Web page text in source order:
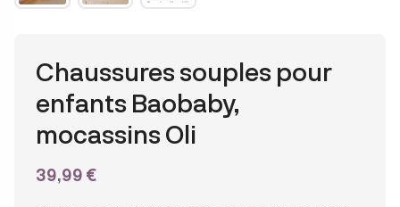
Chaussures souples pour
enfants Baobaby,
mocassins Oli
39,99 €